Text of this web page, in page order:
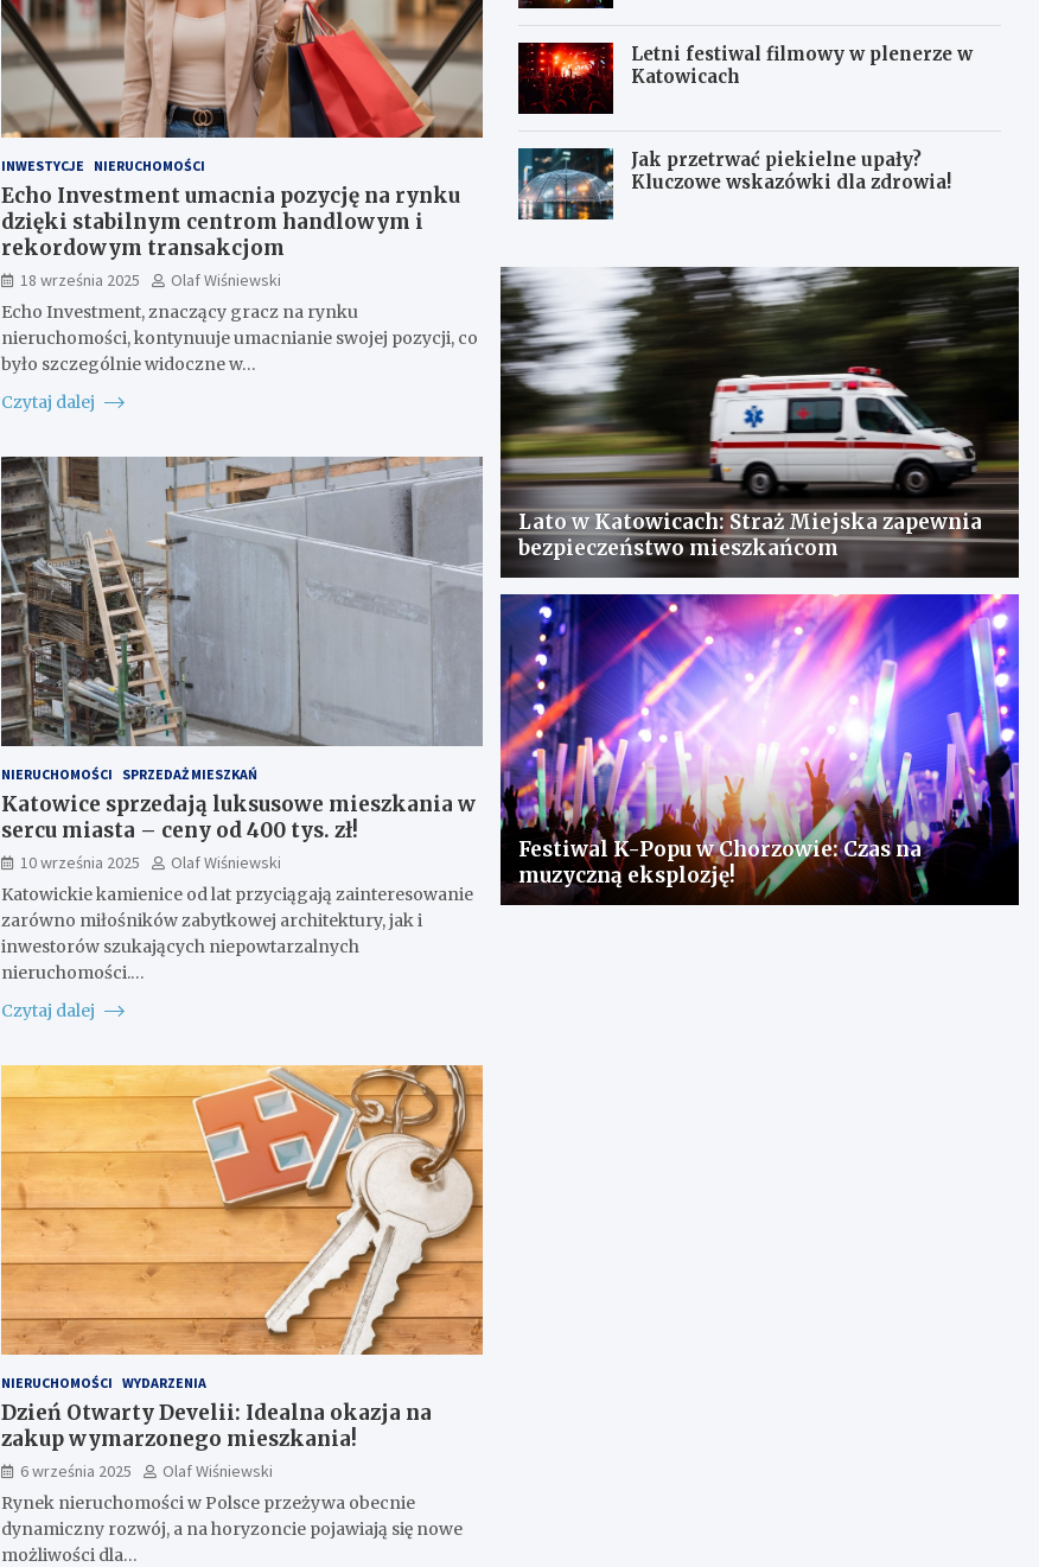
INWESTYCJE NIERUCHOMOŚCI
Echo Investment umacnia pozycję na rynku
dzięki stabilnym centrom handlowym i
rekordowym transakcjom
18 września 2025
Olaf Wiśniewski
Echo Investment, znaczący gracz na rynku
nieruchomości, kontynuuje umacnianie swojej pozycji, co
było szczególnie widoczne w…
Czytaj dalej
NIERUCHOMOŚCI SPRZEDAŻ MIESZKAŃ
Katowice sprzedają luksusowe mieszkania w
sercu miasta – ceny od 400 tys. zł!
10 września 2025
Olaf Wiśniewski
Katowickie kamienice od lat przyciągają zainteresowanie
zarówno miłośników zabytkowej architektury, jak i
inwestorów szukających niepowtarzalnych
nieruchomości.…
Czytaj dalej
NIERUCHOMOŚCI WYDARZENIA
Dzień Otwarty Develii: Idealna okazja na
zakup wymarzonego mieszkania!
6 września 2025
Olaf Wiśniewski
Rynek nieruchomości w Polsce przeżywa obecnie
dynamiczny rozwój, a na horyzoncie pojawiają się nowe
możliwości dla…
Letni festiwal filmowy w plenerze w
Katowicach
Jak przetrwać piekielne upały?
Kluczowe wskazówki dla zdrowia!
Lato w Katowicach: Straż Miejska zapewnia
bezpieczeństwo mieszkańcom
Festiwal K-Popu w Chorzowie: Czas na
muzyczną eksplozję!